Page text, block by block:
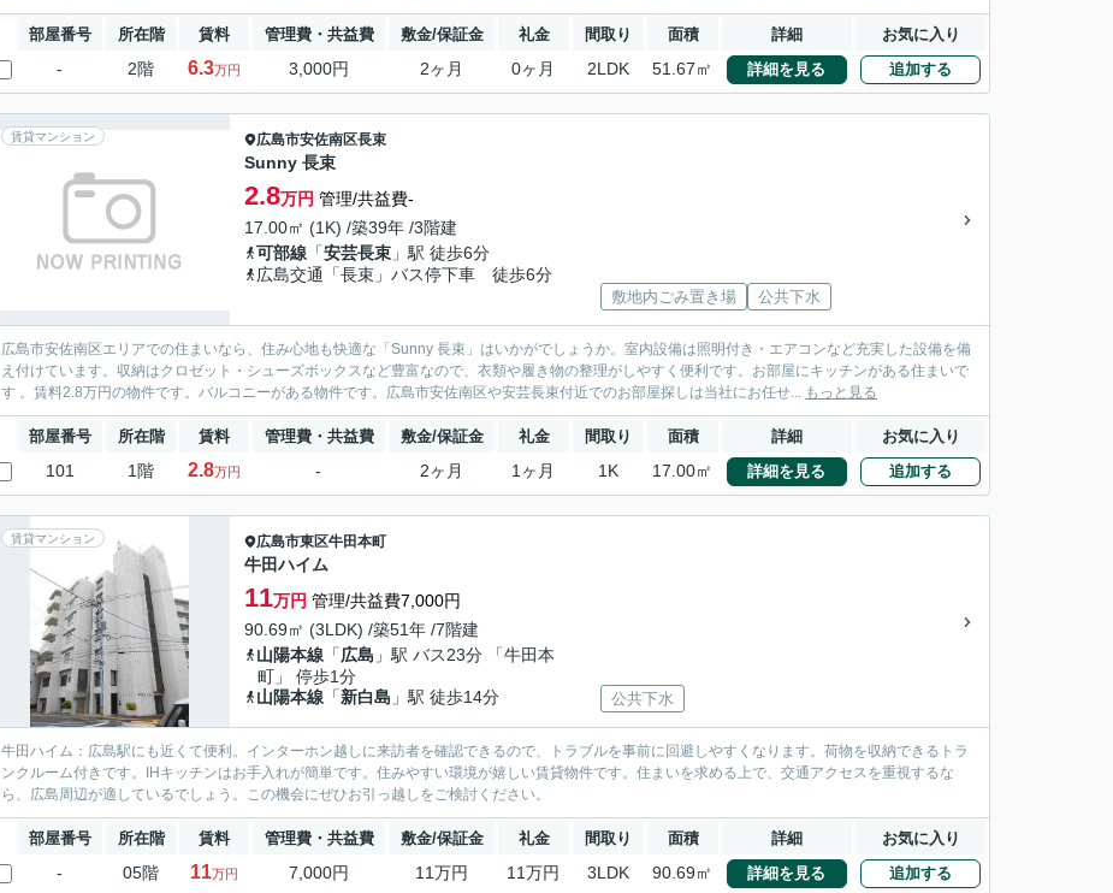
部屋番号 所在階 賃料 管理費・共益費 敷金/保証金 礼金 間取り 面積 詳細 お気に入り
- 2階 6.3万円 3,000円 2ヶ月 0ヶ月 2LDK 51.67㎡ 詳細を見る 追加する
賃貸マンション 広島市安佐南区長束
Sunny 長束
2.8万円 管理/共益費-
17.00㎡ (1K) /築39年 /3階建
可部線 「安芸長束 」駅 徒歩6分
広島交通「長束」バス停下車 徒歩6分
敷地内ごみ置き場 公共下水
広島市安佐南区エリアでの住まいなら、住み心地も快適な「Sunny 長束」はいかがでしょうか。室内設備は照明付き・エアコンなど充実した設備を備
え付けています。収納はクロゼット・シューズボックスなど豊富なので、衣類や履き物の整理がしやすく便利です。お部屋にキッチンがある住まいで
す 。賃料2.8万円の物件です。バルコニーがある物件です。広島市安佐南区や安芸長束付近でのお部屋探しは当社にお任せ... もっと見る
部屋番号 所在階 賃料 管理費・共益費 敷金/保証金 礼金 間取り 面積 詳細 お気に入り
101 1階 2.8万円 - 2ヶ月 1ヶ月 1K 17.00㎡ 詳細を見る 追加する
賃貸マンション 広島市東区牛田本町
牛田ハイム
11万円 管理/共益費7,000円
90.69㎡ (3LDK) /築51年 /7階建
山陽本線 「広島 」駅 バス23分 「牛田本
町」 停歩1分
山陽本線 「新白島 」駅 徒歩14分 公共下水
牛田ハイム：広島駅にも近くて便利。インターホン越しに来訪者を確認できるので、トラブルを事前に回避しやすくなります。荷物を収納できるトラ
ンクルーム付きです。IHキッチンはお手入れが簡単です。住みやすい環境が嬉しい賃貸物件です。住まいを求める上で、交通アクセスを重視するな
ら、広島周辺が適しているでしょう。この機会にぜひお引っ越しをご検討ください。
部屋番号 所在階 賃料 管理費・共益費 敷金/保証金 礼金 間取り 面積 詳細 お気に入り
- 05階 11万円 7,000円 11万円 11万円 3LDK 90.69㎡ 詳細を見る 追加する